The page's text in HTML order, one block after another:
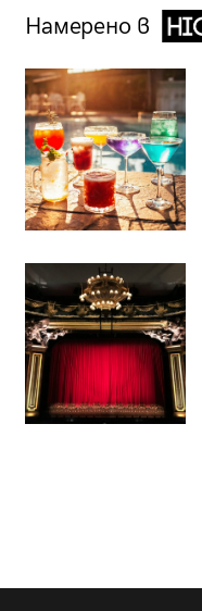
Намерено в